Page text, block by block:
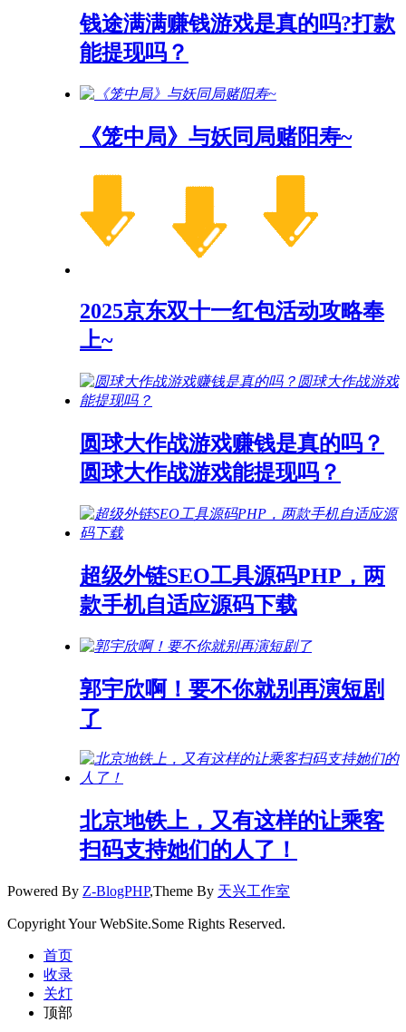
钱途满满赚钱游戏是真的吗?打款
能提现吗？
《笼中局》与妖同局赌阳寿~
2025京东双十一红包活动攻略奉
上~
圆球大作战游戏赚钱是真的吗？
圆球大作战游戏能提现吗？
超级外链SEO工具源码PHP，两
款手机自适应源码下载
郭宇欣啊！要不你就别再演短剧
了
北京地铁上，又有这样的让乘客
扫码支持她们的人了！
Powered By Z-BlogPHP,Theme By 天兴工作室
Copyright Your WebSite.Some Rights Reserved.
首页
收录
关灯
顶部